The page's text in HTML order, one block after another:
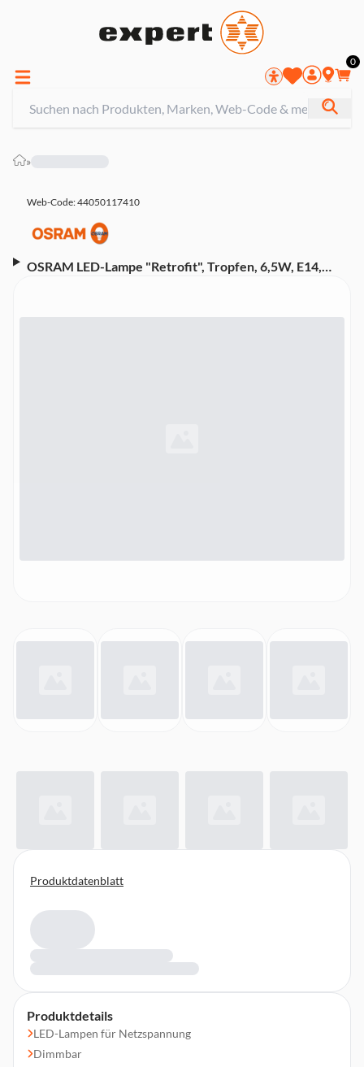
0
»
Web-Code: 44050117410
OSRAM LED-Lampe "Retrofit", Tropfen, 6,5W, E14,
Produktdetails
LED-Lampen für Netzspannung
Dimmbar
Produktdatenblatt